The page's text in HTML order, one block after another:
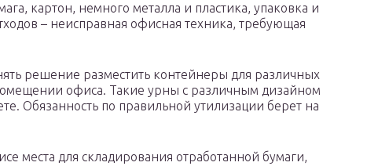
картон, немного металла и пластика, упаковка и
– неисправная офисная техника, требующая
решение разместить контейнеры для различных
офиса. Такие урны с различным дизайном
Обязанность по правильной утилизации берет на
места для складирования отработанной бумаги,